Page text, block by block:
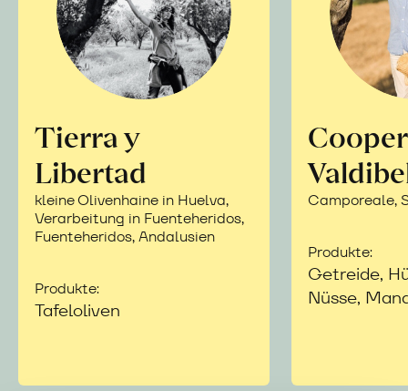
Tierra y
Libertad
kleine Olivenhaine in Huelva,
Verarbeitung in Fuenteheridos,
Fuenteheridos, Andalusien
Produkte:
Tafeloliven
Camporeale,
Produkte:
Getreide,
Nüsse,